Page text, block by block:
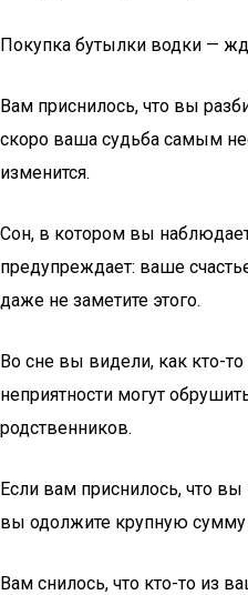
Покупка бутылки водки —
Вам приснилось, что вы
скоро ваша судьба самым
изменится.
Сон, в котором вы
предупреждает: ваше
даже не заметите этого.
Во сне вы видели, как кто-
неприятности могут
родственников.
Если вам приснилось, что
вы одолжите крупную
Вам снилось, что кто-то из